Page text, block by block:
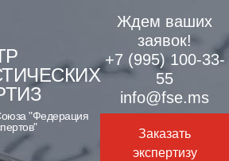
"Федерация
Ждем ваших
заявок!
+7 (995) 100-33-
55
info@fse.ms
Заказать
экспертизу